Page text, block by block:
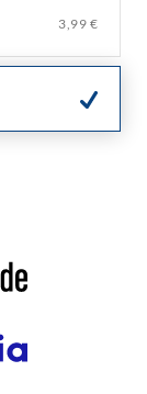
3,99 €